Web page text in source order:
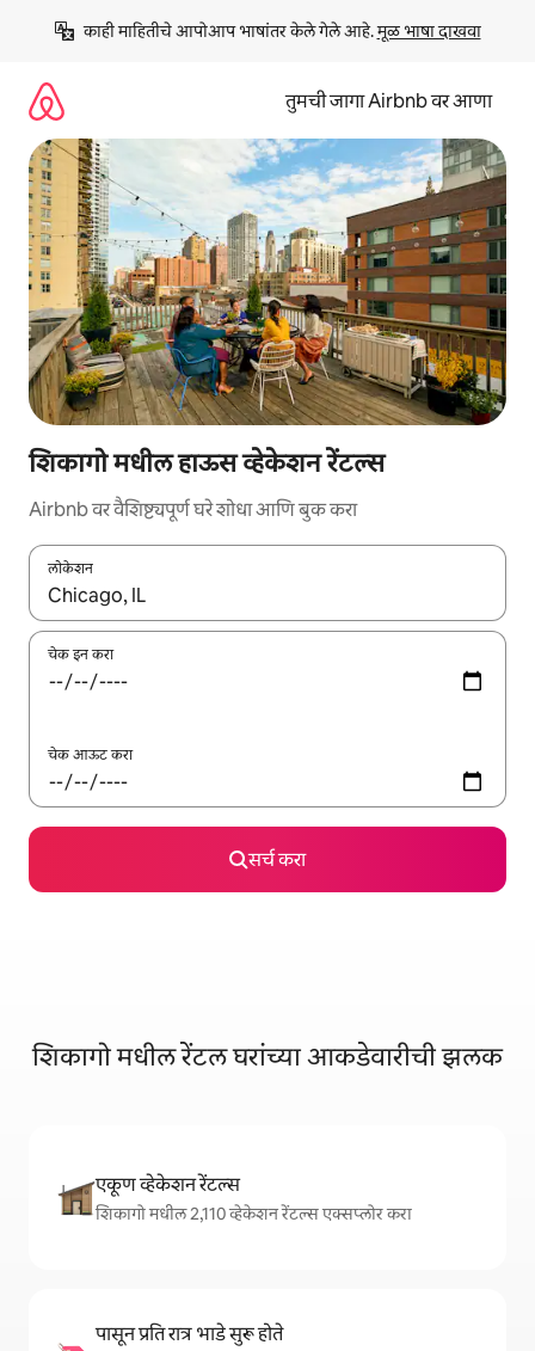
काही माहितीचे आपोआप भाषांतर केले गेले आहे. मूळ भाषा दाखवा
तुमची जागा Airbnb वर आणा
शिकागो मधील हाऊस व्हेकेशन रेंटल्स
Airbnb वर वैशिष्ट्यपूर्ण घरे शोधा आणि बुक करा
लोकेशन
जेव्हा परिणाम उपलब्ध असतील, तेव्हा वरच्या आणि खाली बाणांच्या किजसह
चेक इन करा
चेक आऊट करा
सर्च करा
शिकागो मधील रेंटल घरांच्या आकडेवारीची झलक
एकूण व्हेकेशन रेंटल्स
शिकागो मधील 2,110 व्हेकेशन रेंटल्स एक्सप्लोर करा
पासून प्रति रात्र भाडे सुरू होते